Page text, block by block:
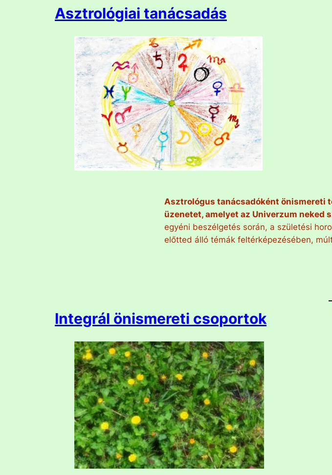
Asztrológiai tanácsadás
Asztrológus tanácsadóként önismereti
üzenetet, amelyet az Univerzum neked
egyéni beszélgetés során, a születési
előtted álló témák feltérképezésében,
Integrál önismereti csoportok